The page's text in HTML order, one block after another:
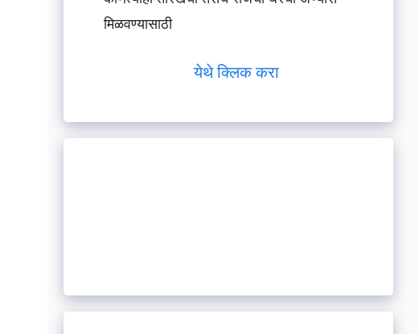
मिळवण्यासाठी
येथे क्लिक करा